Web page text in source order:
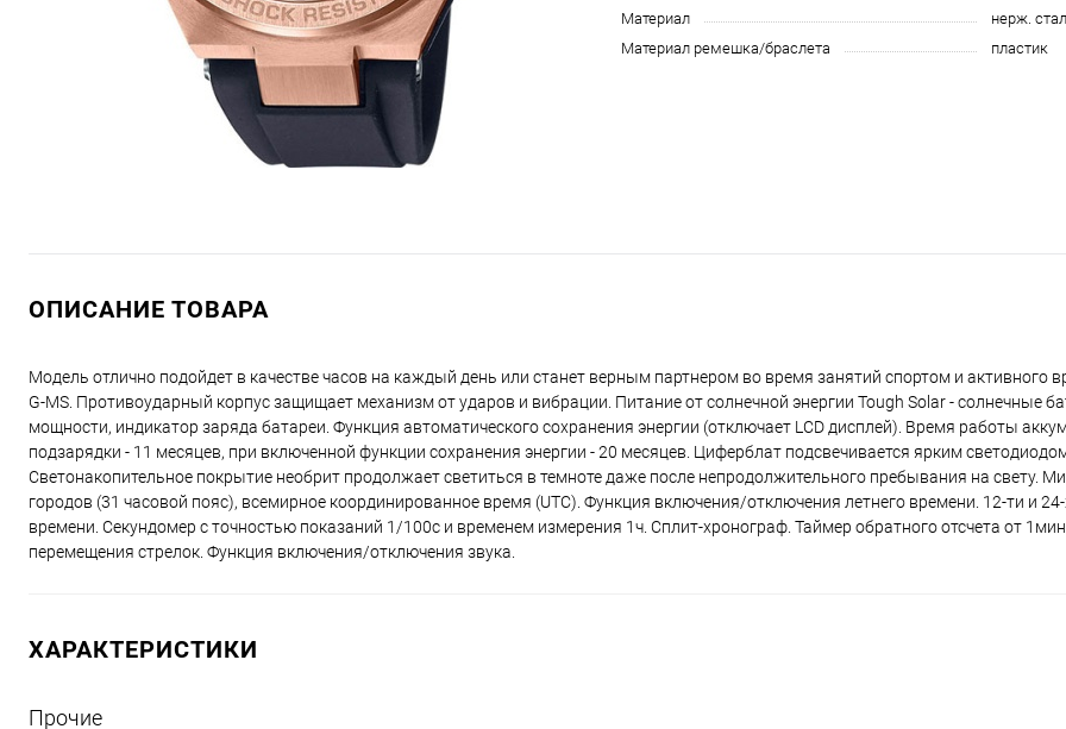
Материал
нерж.
Материал ремешка/браслета
пластик
ОПИСАНИЕ ТОВАРА
Модель отлично подойдет в качестве часов на каждый день или станет верным партнером во время занятий спортом и активного
G-MS. Противоударный корпус защищает механизм от ударов и вибрации. Питание от солнечной энергии Tough Solar - солнечные
мощности, индикатор заряда батареи. Функция автоматического сохранения энергии (отключает LCD дисплей). Время работы
подзарядки - 11 месяцев, при включенной функции сохранения энергии - 20 месяцев. Циферблат подсвечивается ярким
Светонакопительное покрытие необрит продолжает светиться в темноте даже после непродолжительного пребывания на свету.
городов (31 часовой пояс), всемирное координированное время (UTC). Функция включения/отключения летнего времени. 12-ти и
времени. Секундомер с точностью показаний 1/100с и временем измерения 1ч. Сплит-хронограф. Таймер обратного отсчета от
перемещения стрелок. Функция включения/отключения звука.
ХАРАКТЕРИСТИКИ
Прочие